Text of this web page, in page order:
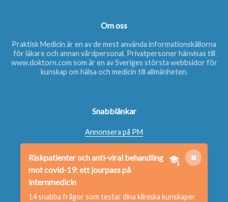
✖
Riskpatienter och anti-viral behandling
mot covid-19: ett jourpass på
internmedicin
14 snabba frågor som testar dina kliniska kunskaper
Om oss
Praktisk Medicin är en av de mest använda informationskällorna
för läkare och annan vårdpersonal. Privatpersoner hänvisas till
www.doktorn.com som är en av Sveriges största webbsidor för
kunskap om hälsa och medicin till allmänheten.
Snabblänkar
Annonsera på PM
Redaktionen